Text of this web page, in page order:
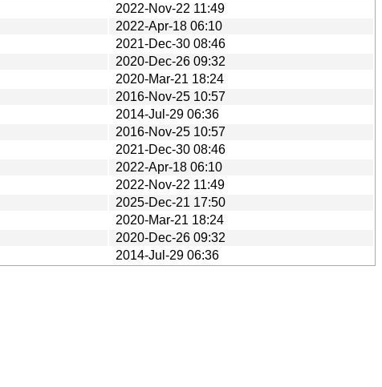
2022-Nov-22 11:49
2022-Apr-18 06:10
2021-Dec-30 08:46
2020-Dec-26 09:32
2020-Mar-21 18:24
2016-Nov-25 10:57
2014-Jul-29 06:36
2016-Nov-25 10:57
2021-Dec-30 08:46
2022-Apr-18 06:10
2022-Nov-22 11:49
2025-Dec-21 17:50
2020-Mar-21 18:24
2020-Dec-26 09:32
2014-Jul-29 06:36